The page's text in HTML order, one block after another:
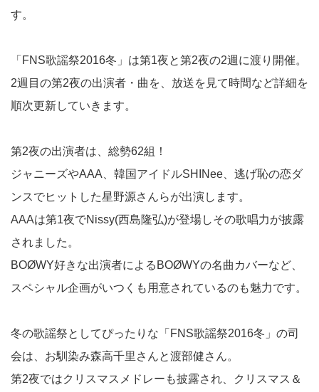
す。
「FNS歌謡祭2016冬」は第1夜と第2夜の2週に渡り開催。
2週目の第2夜の出演者・曲を、放送を見て時間など詳細を
順次更新していきます。
第2夜の出演者は、総勢62組！
ジャニーズやAAA、韓国アイドルSHINee、逃げ恥の恋ダ
ンスでヒットした星野源さんらが出演します。
AAAは第1夜でNissy(西島隆弘)が登場しその歌唱力が披露
されました。
BOØWY好きな出演者によるBOØWYの名曲カバーなど、
スペシャル企画がいつくも用意されているのも魅力です。
冬の歌謡祭としてぴったりな「FNS歌謡祭2016冬」の司
会は、お馴染み森高千里さんと渡部健さん。
第2夜ではクリスマスメドレーも披露され、クリスマス＆